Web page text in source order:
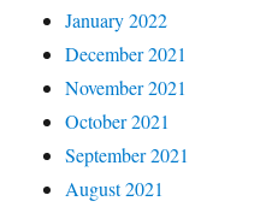
January 2022
December 2021
November 2021
October 2021
September 2021
August 2021